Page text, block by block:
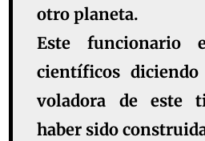
otro planeta.
Este funcionario
científicos
voladora de este
haber sido